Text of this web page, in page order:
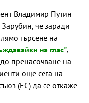
Владимир Путин
че заради
търсене на
на глас",
пренасочване на
още сега на
(ЕС) да се откаже